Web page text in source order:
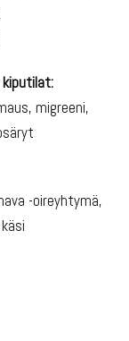
kiputilat:
migreeni,
-oireyhtymä,